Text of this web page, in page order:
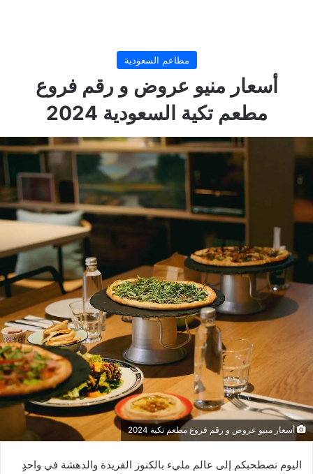
مطاعم السعودية
أسعار منيو عروض و رقم فروع
مطعم تكية السعودية 2024
أسعار منيو عروض و رقم فروع مطعم تكية 2024
اليوم نصطحبكم إلى عالم مليء بالكنوز الفريدة والدهشة في واحدٍ